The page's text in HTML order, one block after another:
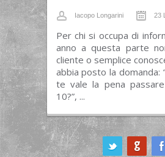
Iacopo Longarini 23
Per chi si occupa di
anno a questa parte
cliente o semplice
abbia posto la domanda:
te vale la pena
10?”, ...